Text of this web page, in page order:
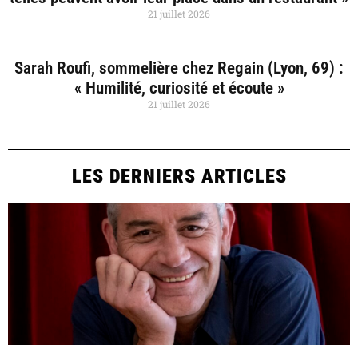
21 juillet 2026
Sarah Roufi, sommelière chez Regain (Lyon, 69) :
« Humilité, curiosité et écoute »
21 juillet 2026
LES DERNIERS ARTICLES